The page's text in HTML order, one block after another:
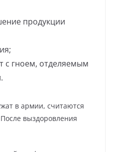
продукции
с гноем, отделяемым
в армии, считаются
выздоровления